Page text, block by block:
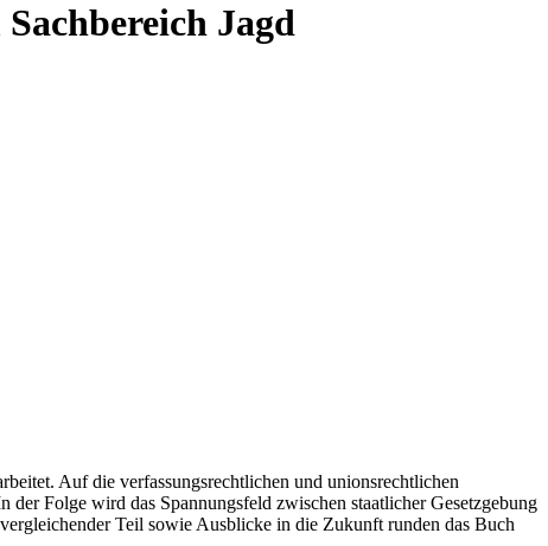
Jagd
Auf die verfassungsrechtlichen und unionsrechtlichen
Folge wird das Spannungsfeld zwischen staatlicher Gesetzgebung
Teil sowie Ausblicke in die Zukunft runden das Buch